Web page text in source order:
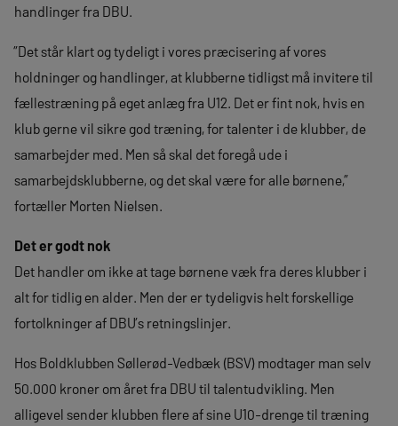
handlinger fra DBU.
”Det står klart og tydeligt i vores præcisering af vores
holdninger og handlinger, at klubberne tidligst må invitere til
fællestræning på eget anlæg fra U12. Det er fint nok, hvis en
klub gerne vil sikre god træning, for talenter i de klubber, de
samarbejder med. Men så skal det foregå ude i
samarbejdsklubberne, og det skal være for alle børnene,”
fortæller Morten Nielsen.
Det er godt nok
Det handler om ikke at tage børnene væk fra deres klubber i
alt for tidlig en alder. Men der er tydeligvis helt forskellige
fortolkninger af DBU’s retningslinjer.
Hos Boldklubben Søllerød-Vedbæk (BSV) modtager man selv
50.000 kroner om året fra DBU til talentudvikling. Men
alligevel sender klubben flere af sine U10-drenge til træning